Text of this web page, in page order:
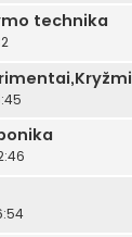
technika